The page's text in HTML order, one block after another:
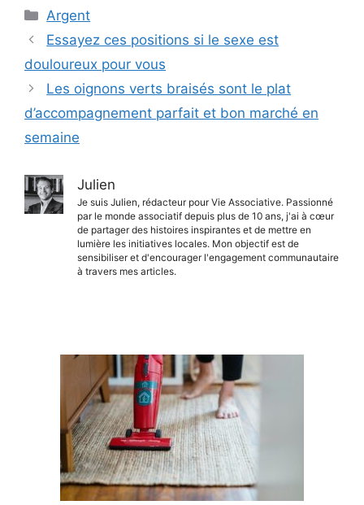
Catégories
Argent
Essayez ces positions si le sexe est
douloureux pour vous
Les oignons verts braisés sont le plat
d’accompagnement parfait et bon marché en
semaine
Julien
Je suis Julien, rédacteur pour Vie Associative. Passionné
par le monde associatif depuis plus de 10 ans, j'ai à cœur
de partager des histoires inspirantes et de mettre en
lumière les initiatives locales. Mon objectif est de
sensibiliser et d'encourager l'engagement communautaire
à travers mes articles.